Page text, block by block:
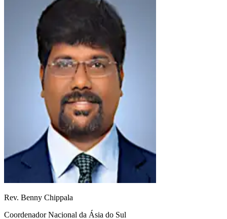
Rev. Benny Chippala
Coordenador Nacional da Ásia do Sul